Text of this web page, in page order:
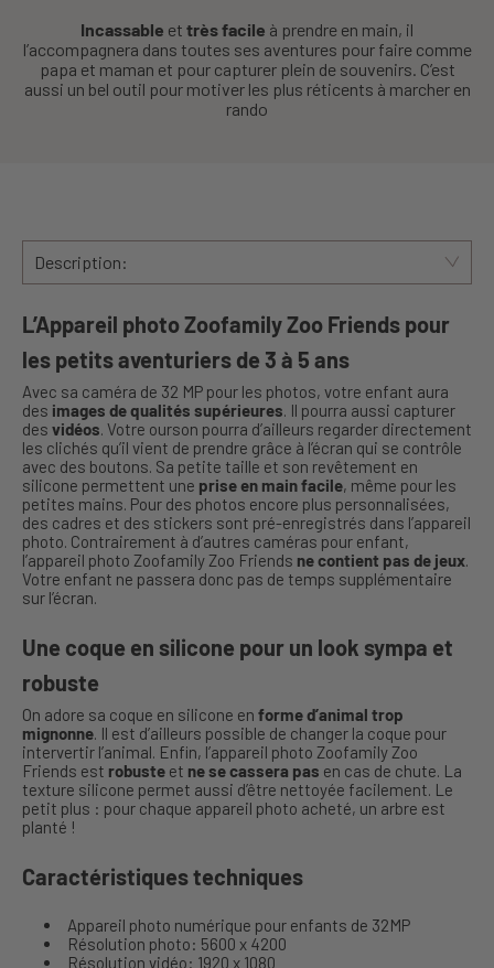
Incassable et très facile à prendre en main, il
l’accompagnera dans toutes ses aventures pour faire comme
papa et maman et pour capturer plein de souvenirs. C’est
aussi un bel outil pour motiver les plus réticents à marcher en
rando
Description:
L’Appareil photo Zoofamily Zoo Friends pour
les petits aventuriers de 3 à 5 ans
Avec sa caméra de 32 MP pour les photos, votre enfant aura
des images de qualités supérieures. Il pourra aussi capturer
des vidéos. Votre ourson pourra d’ailleurs regarder directement
les clichés qu’il vient de prendre grâce à l’écran qui se contrôle
avec des boutons. Sa petite taille et son revêtement en
silicone permettent une prise en main facile, même pour les
petites mains. Pour des photos encore plus personnalisées,
des cadres et des stickers sont pré-enregistrés dans l’appareil
photo. Contrairement à d’autres caméras pour enfant,
l’appareil photo Zoofamily Zoo Friends ne contient pas de jeux.
Votre enfant ne passera donc pas de temps supplémentaire
sur l’écran.
Une coque en silicone pour un look sympa et
robuste
On adore sa coque en silicone en forme d’animal trop
mignonne. Il est d’ailleurs possible de changer la coque pour
intervertir l’animal. Enfin, l’appareil photo Zoofamily Zoo
Friends est robuste et ne se cassera pas en cas de chute. La
texture silicone permet aussi d’être nettoyée facilement. Le
petit plus : pour chaque appareil photo acheté, un arbre est
planté !
Caractéristiques techniques
Appareil photo numérique pour enfants de 32MP
Résolution photo: 5600 x 4200
Résolution vidéo: 1920 x 1080